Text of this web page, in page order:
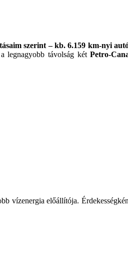
szerint – kb. 6.159 km-nyi
legnagyobb távolság kétPetro-
vízenergia előállítója.